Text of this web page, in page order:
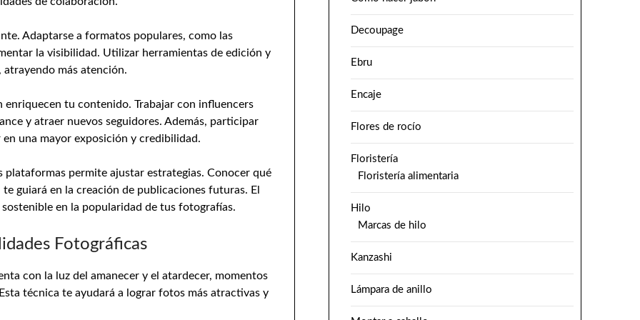
Adaptarse a formatos populares, como las
la visibilidad. Utilizar herramientas de edición y
más atención.
tu contenido. Trabajar con influencers
y atraer nuevos seguidores. Además, participar
una mayor exposición y credibilidad.
plataformas permite ajustar estrategias. Conocer qué
guiará en la creación de publicaciones futuras. El
en la popularidad de tus fotografías.
Fotográficas
con la luz del amanecer y el atardecer, momentos
técnica te ayudará a lograr fotos más atractivas y
Decoupage
Ebru
Encaje
Flores de rocío
Floristería
Floristería alimentaria
Hilo
Marcas de hilo
Kanzashi
Lámpara de anillo